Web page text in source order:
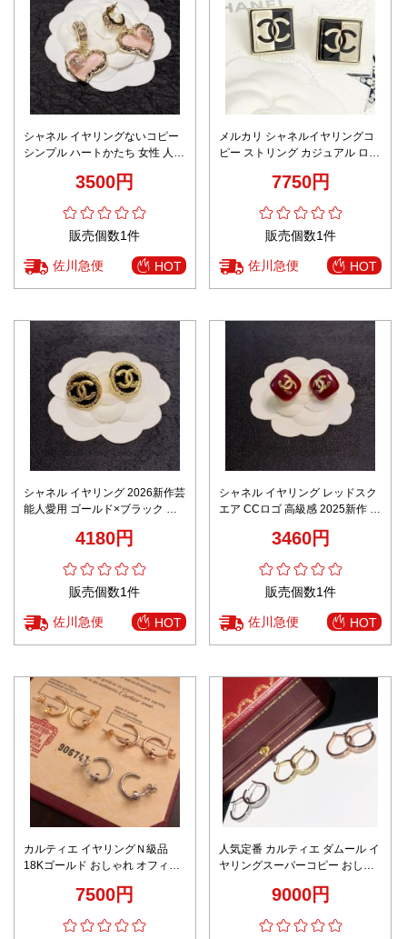
シャネル イヤリングないコピー
シンプル ハートかたち 女性 人気
3500円
販売個数1件
佐川急便 HOT
メルカリ シャネルイヤリングコ
ピー ストリング カジュアル ロゴ
番E2710 ブラック
7750円
販売個数1件
佐川急便 HOT
シャネル イヤリング 2026新作芸
能人愛用 ゴールド×ブラック 高
4180円
販売個数1件
佐川急便 HOT
シャネル イヤリング レッドスク
エア CCロゴ 高級感 2025新作 ブ
3460円
販売個数1件
佐川急便 HOT
カルティエ イヤリングＮ級品
18Kゴールド おしゃれ オフィス
7500円
人気定番 カルティエ ダムール イ
ヤリングスーパーコピー おしゃ
9000円